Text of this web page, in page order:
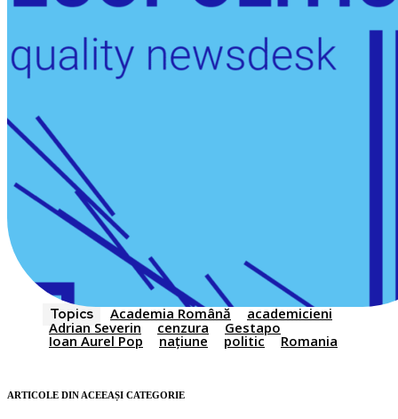
Topics Academia Română
academicieni
Adrian Severin
cenzura Gestapo
Ioan Aurel Pop națiune politic Romania
ARTICOLE DIN ACEEAȘI CATEGORIE